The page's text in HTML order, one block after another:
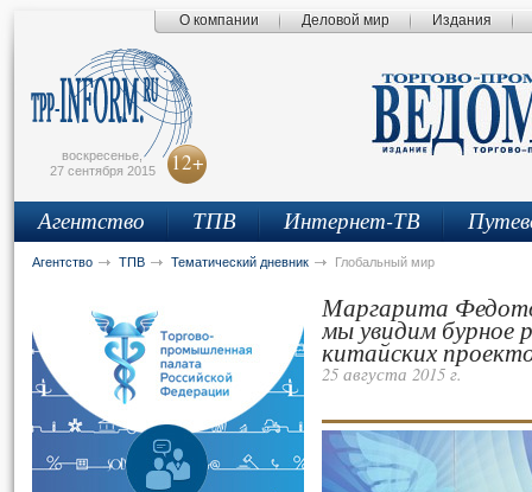
О компании Деловой мир Издания
воскресенье,
27 сентября 2015
12+
Агентство ТПВ Интернет-ТВ
Агентство ТПВ Тематический дневник Глобальный мир
Маргарита
мы увидим бурное
китайских
25 августа 2015 г.